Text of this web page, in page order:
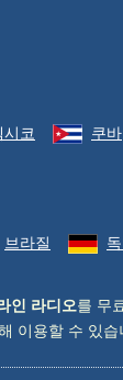
시코 쿠바
브라질
인 라디오를 무
이용할 수 있습